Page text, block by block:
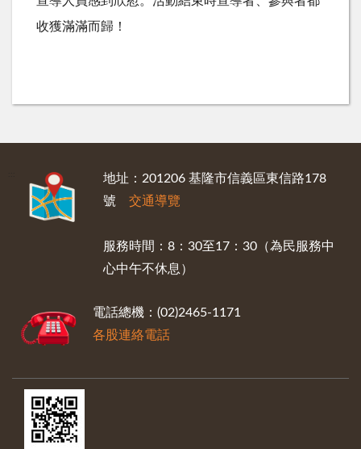
收獲滿滿而歸！
地址：201206 基隆市信義區東信路178
號 交通導覽
服務時間：8：30至17：30（為民服務中
心中午不休息）
電話總機：(02)2465-1171
各股連絡電話